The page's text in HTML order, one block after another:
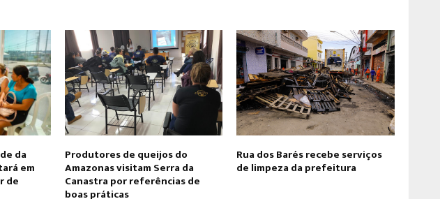
da
em
de
Produtores de queijos do
Amazonas visitam Serra da
Canastra por referências de
boas práticas
Rua dos Barés recebe serviços
de limpeza da prefeitura